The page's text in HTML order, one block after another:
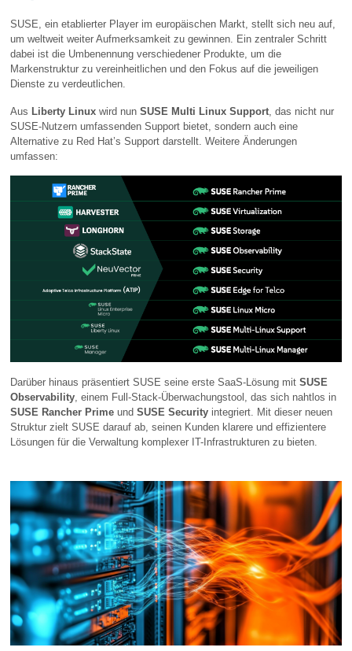
SUSE, ein etablierter Player im europäischen Markt, stellt sich neu auf,
um weltweit weiter Aufmerksamkeit zu gewinnen. Ein zentraler Schritt
dabei ist die Umbenennung verschiedener Produkte, um die
Markenstruktur zu vereinheitlichen und den Fokus auf die jeweiligen
Dienste zu verdeutlichen.
Aus Liberty Linux wird nunSUSE Multi Linux Support , das nicht nur
SUSE-Nutzern umfassenden Support bietet, sondern auch eine
Alternative zu Red Hat’s Support darstellt. Weitere Änderungen
umfassen:
Darüber hinaus präsentiert SUSE seine erste SaaS-Lösung mitSUSE
Observability , einem Full-Stack-Überwachungstool, das sich nahtlos in
SUSE Rancher Prime undSUSE Security integriert. Mit dieser neuen
Struktur zielt SUSE darauf ab, seinen Kunden klarere und effizientere
Lösungen für die Verwaltung komplexer IT-Infrastrukturen zu bieten.